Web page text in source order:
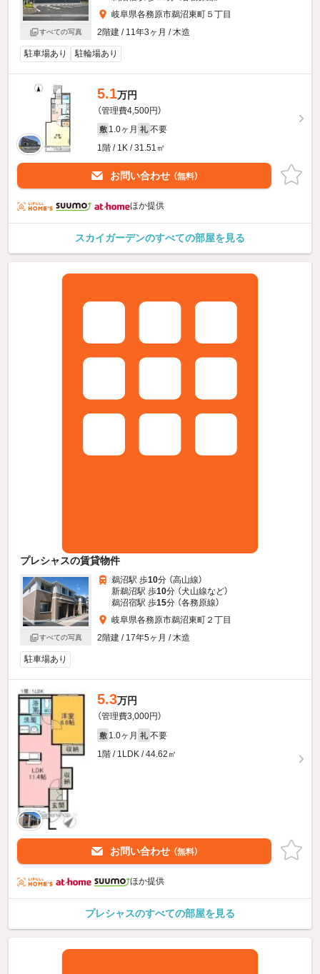
すべての写真
岐阜県各務原市鵜沼東町５丁目
2階建 / 11年3ヶ月 / 木造
駐車場あり 駐輪場あり
5.1万円
（管理費4,500円）
敷 1.0ヶ月 礼 不要
1階 / 1K / 31.51㎡
お問い合わせ （無料）
ほか提供
スカイガーデンのすべての部屋を見る
プレシャスの賃貸物件
すべての写真
鵜沼駅 歩10分 （高山線）
新鵜沼駅 歩10分 （犬山線など）
鵜沼宿駅 歩15分 （各務原線）
岐阜県各務原市鵜沼東町２丁目
2階建 / 17年5ヶ月 / 木造
駐車場あり
5.3万円
（管理費3,000円）
敷 1.0ヶ月 礼 不要
1階 / 1LDK / 44.62㎡
お問い合わせ （無料）
ほか提供
プレシャスのすべての部屋を見る